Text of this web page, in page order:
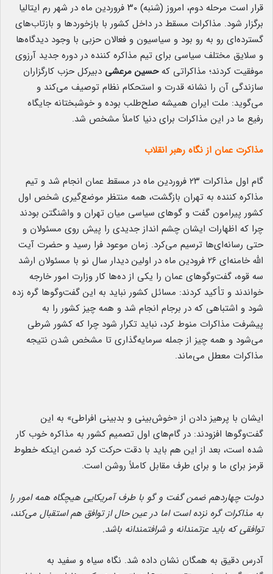
قرار است مرحله دوم، امروز (شنبه) ۳۰ فروردین ماه در شهر رم ایتالیا
برگزار شود. مذاکرات مسقط در داخل کشور با بازخوردها و بازتاب‌های
گسترده‌ای رو به رو بود و سیاسیون و فعالان حزبی با وجود دیدگاه‌ها
و سلایق مختلف سیاسی برای تیم مذاکره کننده در دوره جدید آرزوی
موفقیت کردند؛ مذاکراتی کهحسین مرعشی دبیرکل حزب کارگزاران
سازندگی آن را نشانه قدرت و استحکام نظام توصیف می‌کند و
می‌گوید: ملت ایران همیشه صلح‌طلب بوده و خوشبختانه جایگاه
رفیع ما در این مذاکرات برای دنیا کاملاً مشخص شد.
مذاکرت عمان از نگاه رهبر انقلاب
گام اول مذاکرات ۲۳ فروردین ماه در مسقط عمان انجام شد و تیم
مذاکره کننده به تهران بازگشت، همه منتظر موضع‌گیری شخص اول
کشور پیرامون گفت و گوهای سیاسی میان تهران و واشنگتن بودند
چرا که اظهارات ایشان چشم انداز جدیدی را پیش روی مسئولان و
حتی رسانه‌ای‌ها ترسیم می‌کرد. زمان موعود فرا رسید و حضرت آیت
الله خامنه‌ای ۲۶ فرودین ماه در اولین دیدار سال نو با مسئولان ارشد
سه قوه، گفت‌وگوهای عمان را یکی از ده‌ها کار وزارت امور خارجه
خواندند و تأکید کردند: مسائل کشور نباید به این گفت‌وگوها گره زده
شود و اشتباهی که در برجام انجام شد و همه چیز کشور را به
پیشرفت مذاکرات منوط کرد، نباید تکرار شود چرا که کشور شرطی
می‌شود و همه چیز از جمله سرمایه‌گذاری تا مشخص شدن نتیجه
مذاکرات معطل می‌ماند.
ایشان با پرهیز دادن از «خوش‌بینی و بدبینی افراطی» به این
گفت‌وگوها افزودند: در گام‌های اول تصمیم کشور به مذاکره خوب کار
شده است، بعد از این هم باید با دقت حرکت کرد ضمن اینکه خطوط
قرمز برای ما و برای طرف مقابل کاملاً روشن است.
دولت چهاردهم ضمن گفت و گو با طرف آمریکایی هیچگاه همه امور را
به مذاکرات گره نزده است اما در عین حال از توافق هم استقبال می‌کند،
توافقی که باید عزتمندانه و شرافتمندانه باشد.
آدرس دقیق به همگان نشان داده شد. نگاه سیاه و سفید به